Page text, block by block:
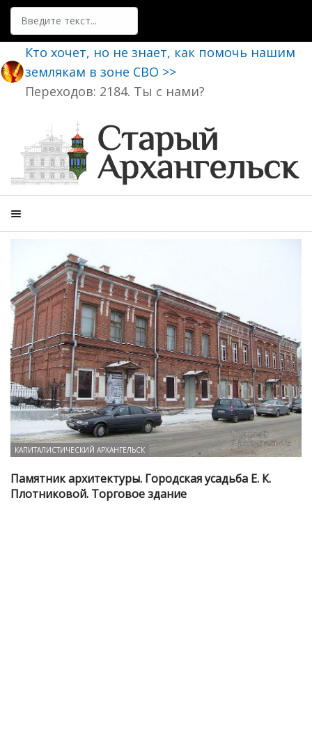
Поиск
Кто хочет, но не знает, как помочь нашим
землякам в зоне СВО >>
Переходов: 2184. Ты с нами?
КАПИТАЛИСТИЧЕСКИЙ АРХАНГЕЛЬСК
Памятник архитектуры. Городская усадьба Е. К.
Плотниковой. Торговое здание